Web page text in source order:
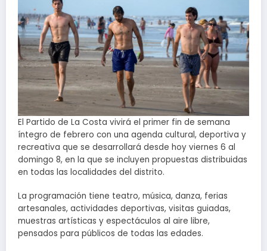
El Partido de La Costa vivirá el primer fin de semana
íntegro de febrero con una agenda cultural, deportiva y
recreativa que se desarrollará desde hoy viernes 6 al
domingo 8, en la que se incluyen propuestas distribuidas
en todas las localidades del distrito.
La programación tiene teatro, música, danza, ferias
artesanales, actividades deportivas, visitas guiadas,
muestras artísticas y espectáculos al aire libre,
pensados para públicos de todas las edades.